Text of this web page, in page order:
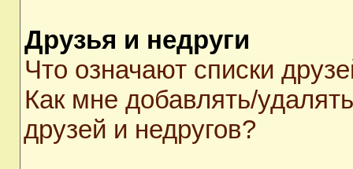
Друзья и недруги
Что означают списки
Как мне добавлять/
друзей и недругов?